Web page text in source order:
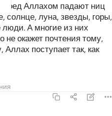
Аллахом падают ниц
солнце, луна, звезды, горы,
А многие из них
окажет почтения тому,
Аллах поступает так, как